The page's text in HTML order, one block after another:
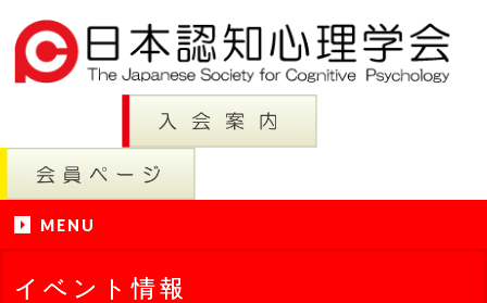
MENU
イベント情報